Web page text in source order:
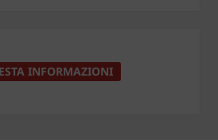
INFORMAZIONI